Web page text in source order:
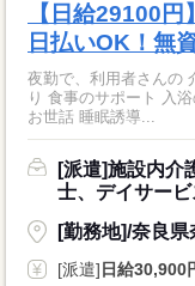
【日給29100
日払いOK！無
夜勤で、利用者さんの
り 食事のサポート 入
お世話 睡眠誘導...
[派遣]施設内介
士、デイサービ
[勤務地]/奈良
[派遣] 日給30,900